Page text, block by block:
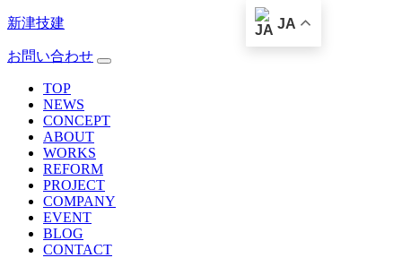
新津技建
お問い合わせ
TOP
NEWS
CONCEPT
ABOUT
WORKS
REFORM
PROJECT
COMPANY
EVENT
BLOG
CONTACT
JA